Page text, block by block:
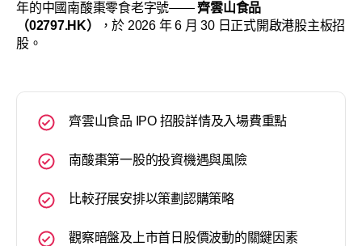
年的中國南酸棗零食老字號——齊雲山食品
（02797.HK）
，於 2026 年 6 月 30 日正式開啟港股主板招
股。
齊雲山食品 IPO 招股詳情及入場費重點
南酸棗第一股的投資機遇與風險
比較孖展安排以策劃認購策略
觀察暗盤及上市首日股價波動的關鍵因素